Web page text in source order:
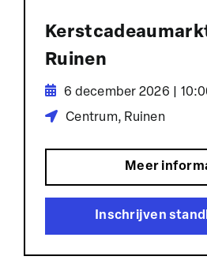
Ruinen
6 december 2026 |
Centrum, Ruinen
Meer
Inschrijven